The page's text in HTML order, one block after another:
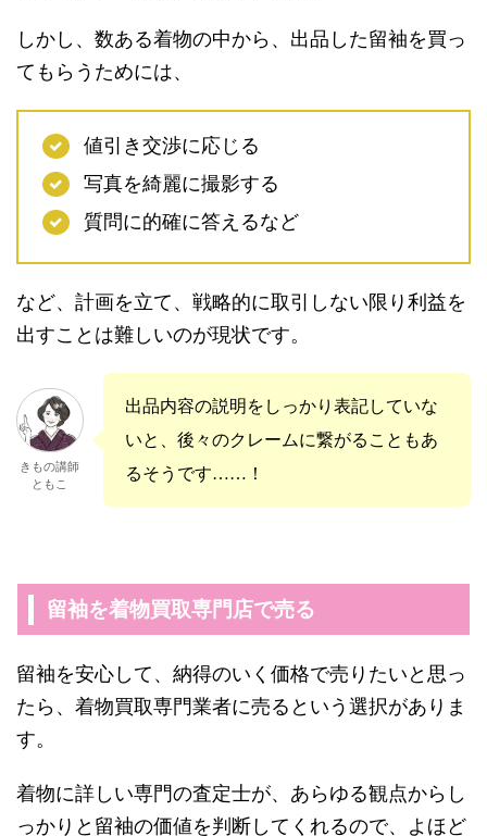
しかし、数ある着物の中から、出品した留袖を買っ
てもらうためには、
値引き交渉に応じる
写真を綺麗に撮影する
質問に的確に答えるなど
など、計画を立て、戦略的に取引しない限り利益を
出すことは難しいのが現状です。
きもの講師
ともこ
出品内容の説明をしっかり表記していな
いと、後々のクレームに繋がることもあ
るそうです……！
留袖を着物買取専門店で売る
留袖を安心して、納得のいく価格で売りたいと思っ
たら、着物買取専門業者に売るという選択がありま
す。
着物に詳しい専門の査定士が、あらゆる観点からし
っかりと留袖の価値を判断してくれるので、よほど